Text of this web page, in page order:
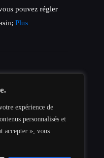
expérience de
personnalisés et
accepter », vous
pouvez régler
Plus